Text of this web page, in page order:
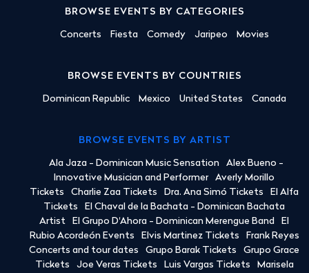
BROWSE EVENTS BY CATEGORIES
Concerts Fiesta Comedy Jaripeo Movies
BROWSE EVENTS BY COUNTRIES
Dominican Republic Mexico United States Canada
BROWSE EVENTS BY ARTIST
Ala Jaza - Dominican Music Sensation
Alex Bueno -
Innovative Musician and Performer
Averly Morillo
Tickets
Charlie Zaa Tickets Dra. Ana Simó Tickets
El Alfa
Tickets
El Chaval de la Bachata - Dominican Bachata
Artist
El Grupo D'Ahora - Dominican Merengue Band
El
Rubio Acordeón Events
Elvis Martinez Tickets
Frank Reyes
Concerts and tour dates
Grupo Barak Tickets
Grupo Grace
Tickets
Joe Veras Tickets Luis Vargas Tickets Marisela